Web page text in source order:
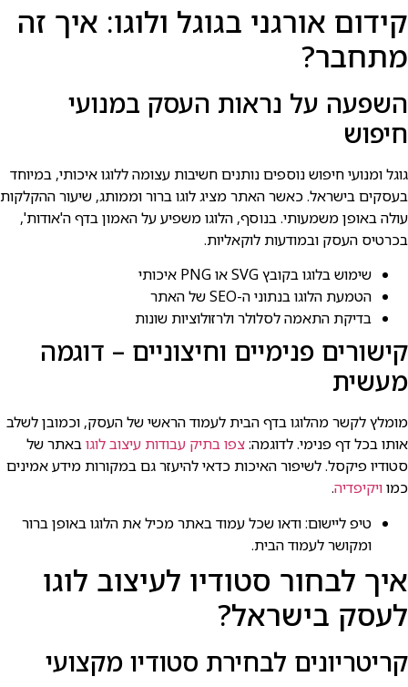
קידום אורגני בגוגל ולוגו: איך זה
מתחבר?
השפעה על נראות העסק במנועי
חיפוש
גוגל ומנועי חיפוש נוספים נותנים חשיבות עצומה ללוגו איכותי, במיוחד
בעסקים בישראל. כאשר האתר מציג לוגו ברור וממותג, שיעור ההקלקות
עולה באופן משמעותי. בנוסף, הלוגו משפיע על האמון בדף ה'אודות',
בכרטיס העסק ובמודעות לוקאליות.
שימוש בלוגו בקובץ SVG או PNG איכותי
הטמעת הלוגו בנתוני ה-SEO של האתר
בדיקת התאמה לסלולר ולרזולוציות שונות
קישורים פנימיים וחיצוניים – דוגמה
מעשית
מומלץ לקשר מהלוגו בדף הבית לעמוד הראשי של העסק, וכמובן לשלב
אותו בכל דף פנימי. לדוגמה:צפו בתיק עבודות עיצוב לוגובאתר של
סטודיו פיקסל. לשיפור האיכות כדאי להיעזר גם במקורות מידע אמינים
כמוויקיפדיה.
טיפ ליישום: ודאו שכל עמוד באתר מכיל את הלוגו באופן ברור
ומקושר לעמוד הבית.
איך לבחור סטודיו לעיצוב לוגו
לעסק בישראל?
קריטריונים לבחירת סטודיו מקצועי